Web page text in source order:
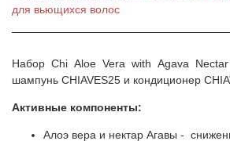
для вьющихся волос
Набор Chi Aloe Vera with Agava
шампунь CHIAVES25 и кондиционер
Активные компоненты:
Алоэ вера и нектар Агавы -